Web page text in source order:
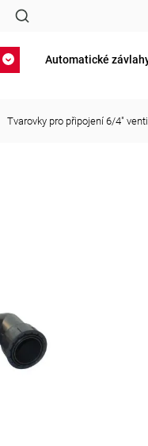
Automatické
Tvarovky pro připojení 6/4"